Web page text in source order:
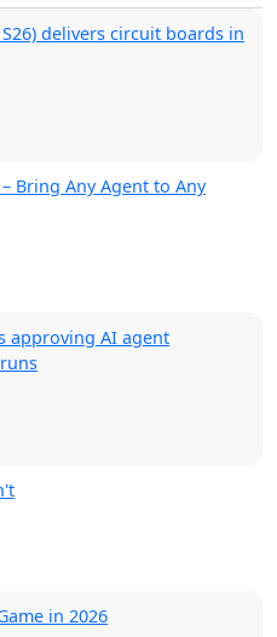
delivers circuit boards in
Bring Any Agent to Any
approving AI agent
in 2026